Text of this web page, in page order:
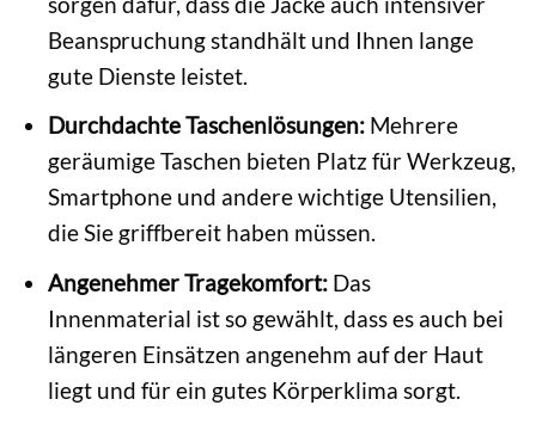
Beanspruchung standhält und Ihnen lange
gute Dienste leistet.
Durchdachte Taschenlösungen:Mehrere
geräumige Taschen bieten Platz für Werkzeug,
Smartphone und andere wichtige Utensilien,
die Sie griffbereit haben müssen.
Angenehmer Tragekomfort:Das
Innenmaterial ist so gewählt, dass es auch bei
längeren Einsätzen angenehm auf der Haut
liegt und für ein gutes Körperklima sorgt.